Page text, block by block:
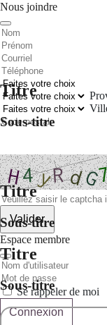
Titre
Sous-titre
Titre
Sous-titre
Titre
Sous-titre
Nous joindre
Valider
Espace membre
Se rappeler de moi
Connexion